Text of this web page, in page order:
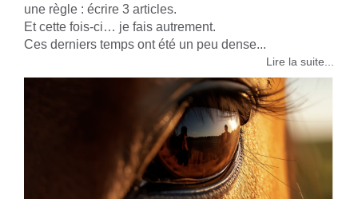
une règle : écrire 3 articles.
Et cette fois-ci… je fais autrement.
Ces derniers temps ont été un peu dense...
Lire la suite...